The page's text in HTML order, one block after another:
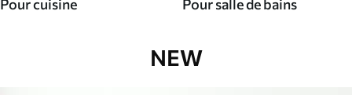
Pour cuisine Pour salle de bains
NEW